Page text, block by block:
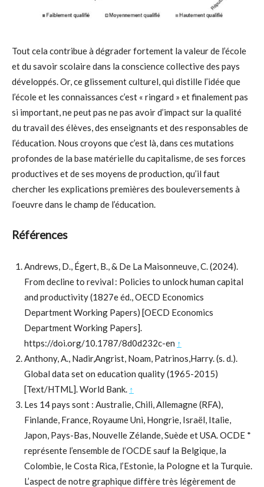
Tout cela contribue à dégrader fortement la valeur de l’école
et du savoir scolaire dans la conscience collective des pays
développés. Or, ce glissement culturel, qui distille l’idée que
l’école et les connaissances c’est « ringard » et finalement pas
si important, ne peut pas ne pas avoir d’impact sur la qualité
du travail des élèves, des enseignants et des responsables de
l’éducation. Nous croyons que c’est là, dans ces mutations
profondes de la base matérielle du capitalisme, de ses forces
productives et de ses moyens de production, qu’il faut
chercher les explications premières des bouleversements à
l’oeuvre dans le champ de l’éducation.
Références
Andrews, D., Égert, B., & De La Maisonneuve, C. (2024).
From decline to revival : Policies to unlock human capital
and productivity (1827e éd., OECD Economics
Department Working Papers) [OECD Economics
Department Working Papers].
https://doi.org/10.1787/8d0d232c-en ↑
Anthony, A., Nadir,Angrist, Noam, Patrinos,Harry. (s. d.).
Global data set on education quality (1965-2015)
[Text/HTML]. World Bank. ↑
Les 14 pays sont : Australie, Chili, Allemagne (RFA),
Finlande, France, Royaume Uni, Hongrie, Israël, Italie,
Japon, Pays-Bas, Nouvelle Zélande, Suède et USA. OCDE *
représente l’ensemble de l’OCDE sauf la Belgique, la
Colombie, le Costa Rica, l’Estonie, la Pologne et la Turquie.
L’aspect de notre graphique diffère très légèrement de